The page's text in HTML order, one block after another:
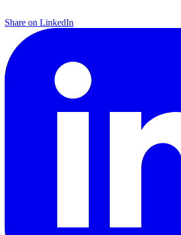
Share on LinkedIn